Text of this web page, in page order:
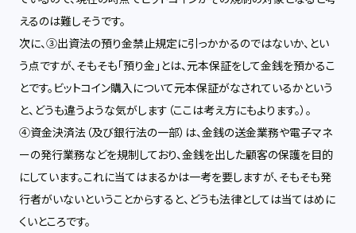
えるのは難しそうです。
次に、③出資法の預り金禁止規定に引っかかるのではないか、とい
う点ですが、そもそも「預り金」とは、元本保証をして金銭を預かるこ
とです。ビットコイン購入について元本保証がなされているかという
と、どうも違うような気がします（ここは考え方にもよります。）。
④資金決済法（及び銀行法の一部）は、金銭の送金業務や電子マネ
ーの発行業務などを規制しており、金銭を出した顧客の保護を目的
にしています。これに当てはまるかは一考を要しますが、そもそも発
行者がいないということからすると、どうも法律としては当てはめに
くいところです。